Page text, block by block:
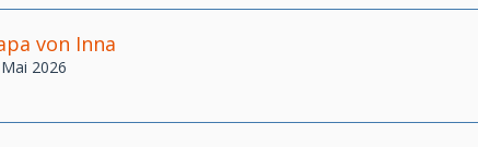
von Inna
2026